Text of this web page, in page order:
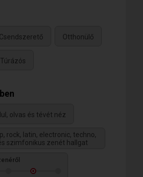
Csendszerető Otthonülő
Túrázós
olvas és tévét néz
rock, latin, electronic, techno,
szimfonikus zenét hallgat